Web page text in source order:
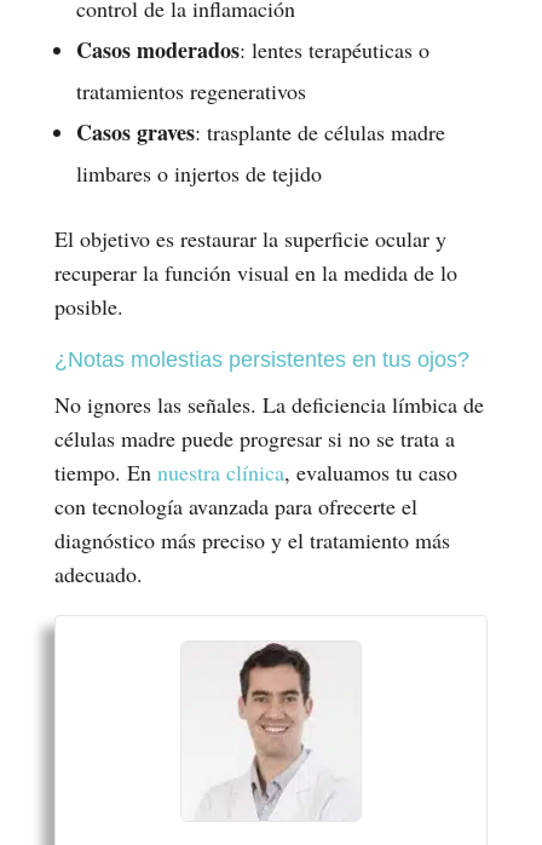
control de la inflamación
Casos moderados: lentes terapéuticas o
tratamientos regenerativos
Casos graves: trasplante de células madre
limbares o injertos de tejido
El objetivo es restaurar la superficie ocular y
recuperar la función visual en la medida de lo
posible.
¿Notas molestias persistentes en tus ojos?
No ignores las señales. La deficiencia límbica de
células madre puede progresar si no se trata a
tiempo. En nuestra clínica, evaluamos tu caso
con tecnología avanzada para ofrecerte el
diagnóstico más preciso y el tratamiento más
adecuado.